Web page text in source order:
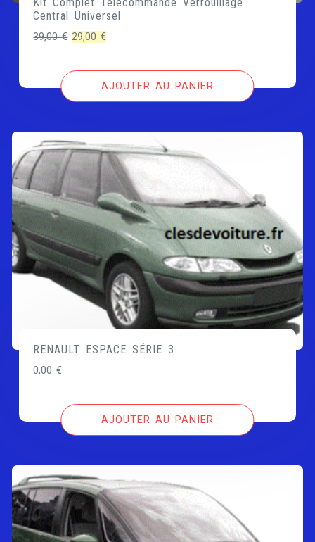
Central Universel
39,00€ Le
initial
29,00€
actuel
est :
AJOUTER AU PANIER
RENAULT ESPACE SÉRIE 3
0,00€
AJOUTER AU PANIER